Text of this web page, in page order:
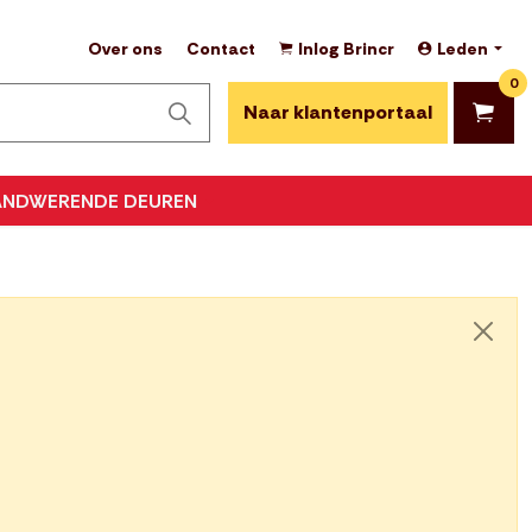
DEUREN
Over ons Contact Inlog Brincr Leden
Naar klantenportaal
0